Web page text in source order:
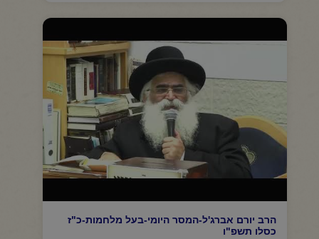
הרב יורם אברג'ל-המסר היומי-בעל מלחמות-כ"ז
כסלו תשפ"ו